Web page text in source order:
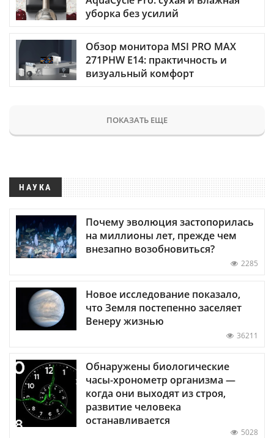
уборка без усилий
Обзор монитора MSI PRO MAX
271PHW E14: практичность и
визуальный комфорт
ПОКАЗАТЬ ЕЩЕ
НАУКА
Почему эволюция застопорилась
на миллионы лет, прежде чем
внезапно возобновиться?
2285
Новое исследование показало,
что Земля постепенно заселяет
Венеру жизнью
36211
Обнаружены биологические
часы-хронометр организма —
когда они выходят из строя,
развитие человека
останавливается
5028